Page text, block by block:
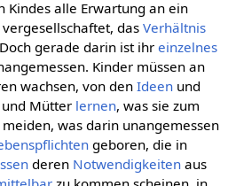
Kindes alle Erwartung an ein
das Verhältnis
gerade darin ist ihr einzelnes
Kinder müssen an
wachsen, von den Ideenund
Mütter lernen, was sie zum
was darin unangemessen
geboren, die in
deren Notwendigkeitenaus